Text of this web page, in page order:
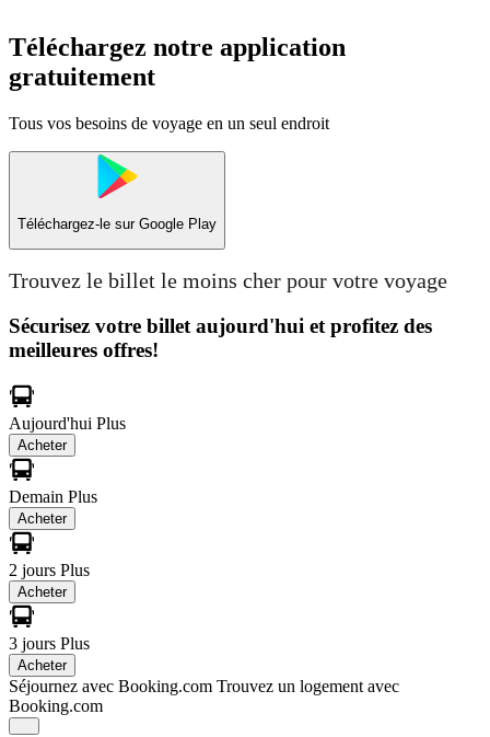
Téléchargez notre application
gratuitement
Tous vos besoins de voyage en un seul endroit
Téléchargez-le sur Google Play
Trouvez le billet le moins cher pour votre voyage
Sécurisez votre billet aujourd'hui et profitez des
meilleures offres!
Aujourd'hui Plus
Acheter
Demain Plus
Acheter
2 jours Plus
Acheter
3 jours Plus
Acheter
Séjournez avec Booking.com Trouvez un logement avec
Booking.com